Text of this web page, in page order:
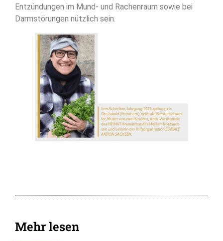
Entzündungen im Mund- und Rachenraum sowie bei
Darmstörungen nützlich sein.
Mehr lesen